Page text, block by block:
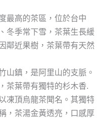
最高的茶區，位於台中
冬季常下雪，茶葉生長緩
鄰近果樹，茶葉帶有天然
山鎮，是阿里山的支脈。
茶葉帶有獨特的杉木香.
凍頂烏龍茶聞名。其獨特
，茶湯金黃透亮，口感厚